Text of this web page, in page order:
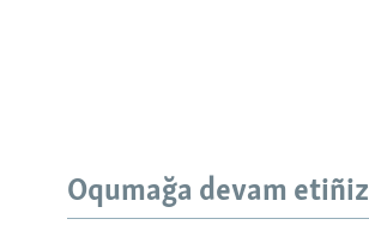
Oqumağa devam etiñiz